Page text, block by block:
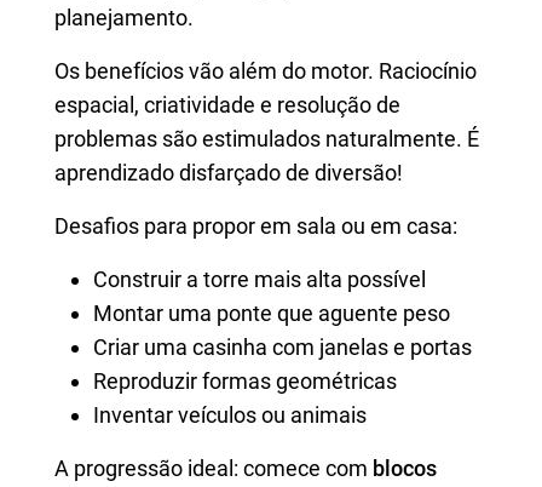
planejamento.
Os benefícios vão além do motor. Raciocínio
espacial, criatividade e resolução de
problemas são estimulados naturalmente. É
aprendizado disfarçado de diversão!
Desafios para propor em sala ou em casa:
Construir a torre mais alta possível
Montar uma ponte que aguente peso
Criar uma casinha com janelas e portas
Reproduzir formas geométricas
Inventar veículos ou animais
A progressão ideal: comece com blocos